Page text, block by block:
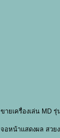
ขายเครื่องเล่น MD
จอหน้าแสดงผล สวย